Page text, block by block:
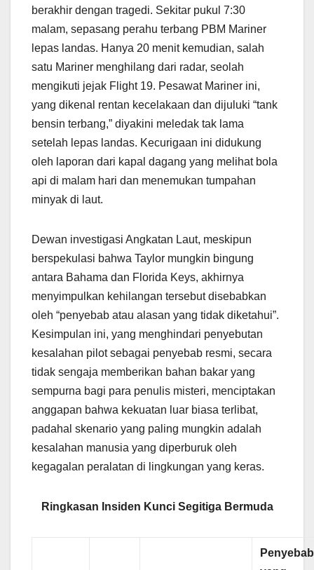
berakhir dengan tragedi. Sekitar pukul 7:30
malam, sepasang perahu terbang PBM Mariner
lepas landas. Hanya 20 menit kemudian, salah
satu Mariner menghilang dari radar, seolah
mengikuti jejak Flight 19. Pesawat Mariner ini,
yang dikenal rentan kecelakaan dan dijuluki “tank
bensin terbang,” diyakini meledak tak lama
setelah lepas landas. Kecurigaan ini didukung
oleh laporan dari kapal dagang yang melihat bola
api di malam hari dan menemukan tumpahan
minyak di laut.
Dewan investigasi Angkatan Laut, meskipun
berspekulasi bahwa Taylor mungkin bingung
antara Bahama dan Florida Keys, akhirnya
menyimpulkan kehilangan tersebut disebabkan
oleh “penyebab atau alasan yang tidak diketahui”.
Kesimpulan ini, yang menghindari penyebutan
kesalahan pilot sebagai penyebab resmi, secara
tidak sengaja memberikan bahan bakar yang
sempurna bagi para penulis misteri, menciptakan
anggapan bahwa kekuatan luar biasa terlibat,
padahal skenario yang paling mungkin adalah
kesalahan manusia yang diperburuk oleh
kegagalan peralatan di lingkungan yang keras.
Ringkasan Insiden Kunci Segitiga Bermuda
Penyebab